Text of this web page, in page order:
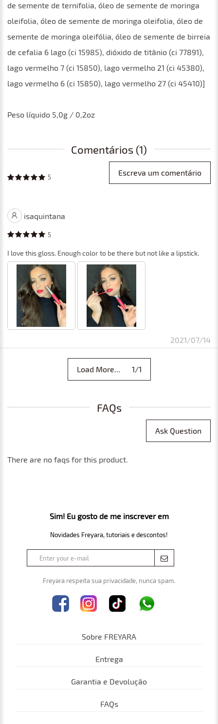
de semente de ternifolia, óleo de semente de moringa
oleifolia, óleo de semente de moringa oleifolia, óleo de
semente de moringa oleifólia, óleo de semente de birreia
de cefalia 6 lago (ci 15985), dióxido de titânio (ci 77891),
lago vermelho 7 (ci 15850), lago vermelho 21 (ci 45380),
lago vermelho 6 (ci 15850), lago vermelho 27 (ci 45410)]
Peso líquido 5,0g / 0,2oz
Comentários (1)
5 Escreva um comentário
isaquintana
5
I love this gloss. Enough color to be there but not like a lipstick.
2021/07/14
Load More... 1/1
FAQs
Ask Question
There are no faqs for this product.
Sim! Eu gosto de me inscrever em
Novidades Freyara, tutoriais e descontos!
Freyara respeita sua privacidade, nunca spam.
Sobre FREYARA
Entrega
Garantia e Devolução
FAQs